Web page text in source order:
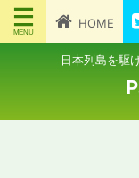
HOME
日本列島を駆